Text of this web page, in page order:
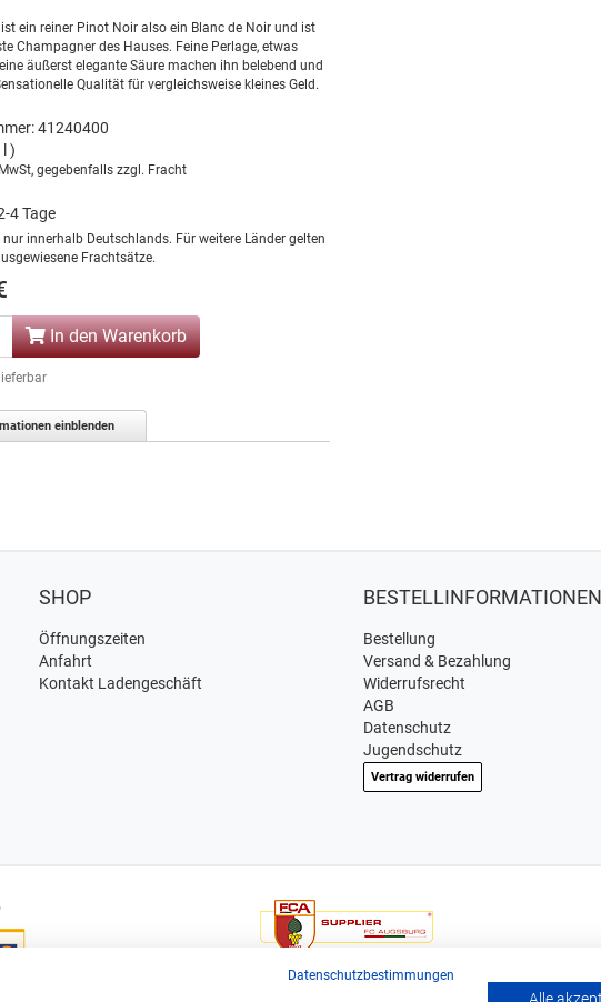
ist ein reiner Pinot Noir also ein Blanc de Noir und ist
Champagner des Hauses. Feine Perlage, etwas
äußerst elegante Säure machen ihn belebend und
Qualität für vergleichsweise kleines Geld.
41240400
)
gegebenfalls zzgl. Fracht
4 Tage
nur innerhalb Deutschlands. Für weitere Länder gelten
Frachtsätze.
In den Warenkorb
einblenden
SHOP
Öffnungszeiten
Anfahrt
Kontakt Ladengeschäft
BESTELLINFORMATIONEN
Bestellung
Versand & Bezahlung
Widerrufsrecht
AGB
Datenschutz
Jugendschutz
Vertrag widerrufen
Bundesligisten FC Augsburg.
Datenschutzbestimmungen